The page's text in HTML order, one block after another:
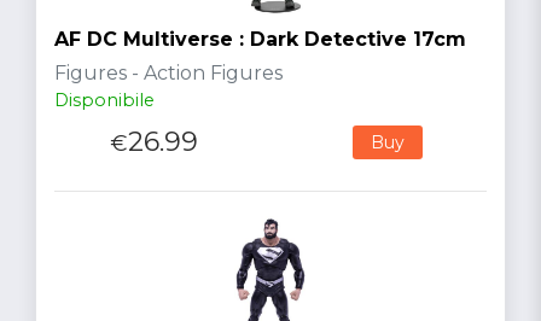
AF DC Multiverse : Dark Detective 17cm
Figures - Action Figures
Disponibile
€26.99 Buy